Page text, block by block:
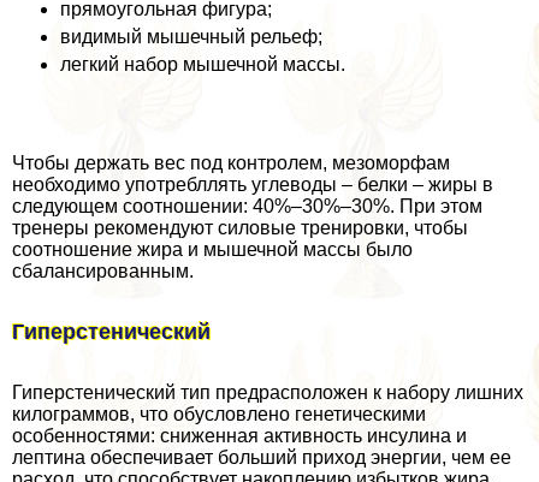
прямоугольная фигура;
видимый мышечный рельеф;
легкий набор мышечной массы.
Чтобы держать вес под контролем, мезоморфам
необходимо употрeбллять углеводы – белки – жиры в
следующем соотношении: 40%–30%–30%. При этом
тренеры рекомендуют силовые тренировки, чтобы
соотношение жира и мышечной массы было
сбалансированным.
Гиперстенический
Гиперстенический тип предрасположен к набору лишних
килограммов, что обусловлено генетическими
особенностями: сниженная активность инсулина и
лептина обеспечивает больший приход энергии, чем ее